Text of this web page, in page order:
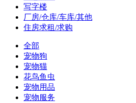
写字楼
厂房/仓库/车库/其他
住房求租/求购
全部
宠物狗
宠物猫
花鸟鱼虫
宠物用品
宠物服务